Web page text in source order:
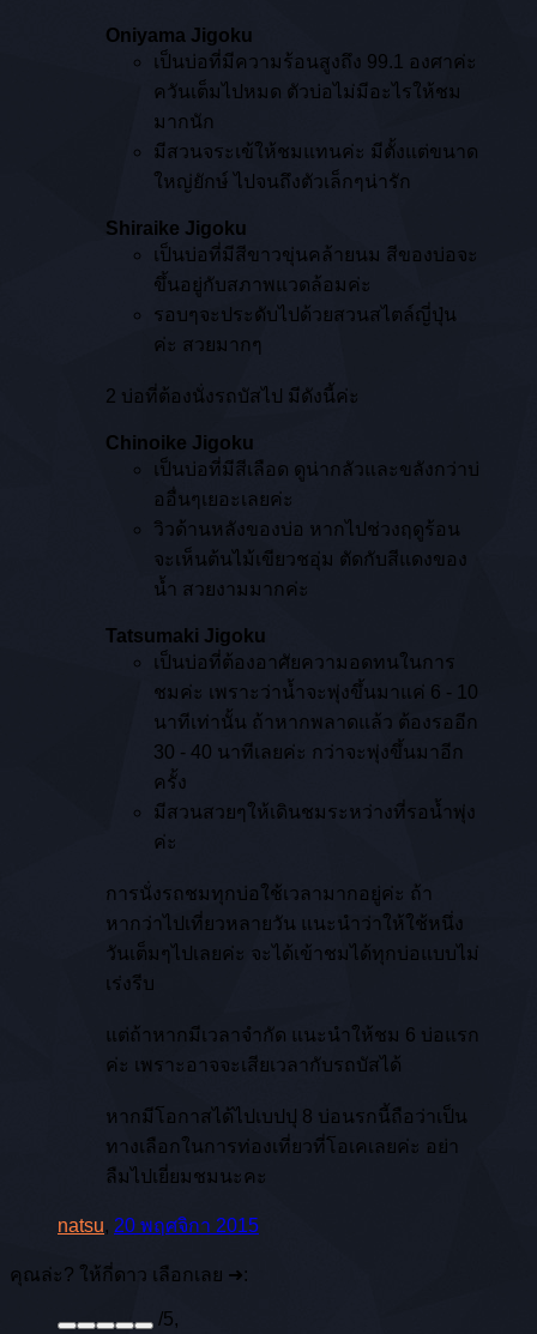
Oniyama Jigoku
เป็นบ่อที่มีความร้อนสูงถึง 99.1 องศาค่ะ
ควันเต็มไปหมด ตัวบ่อไม่มีอะไรให้ชม
มากนัก
มีสวนจระเข้ให้ชมแทนค่ะ มีตั้งแต่ขนาด
ใหญ่ยักษ์ ไปจนถึงตัวเล็กๆน่ารัก
Shiraike Jigoku
เป็นบ่อที่มีสีขาวขุ่นคล้ายนม สีของบ่อจะ
ขึ้นอยู่กับสภาพแวดล้อมค่ะ
รอบๆจะประดับไปด้วยสวนสไตล์ญี่ปุ่น
ค่ะ สวยมากๆ
2 บ่อที่ต้องนั่งรถบัสไป มีดังนี้ค่ะ
Chinoike Jigoku
เป็นบ่อที่มีสีเลือด ดูน่ากลัวและขลังกว่าบ่
ออื่นๆเยอะเลยค่ะ
วิวด้านหลังของบ่อ หากไปช่วงฤดูร้อน
จะเห็นต้นไม้เขียวชอุ่ม ตัดกับสีแดงของ
น้ำ สวยงามมากค่ะ
Tatsumaki Jigoku
เป็นบ่อที่ต้องอาศัยความอดทนในการ
ชมค่ะ เพราะว่าน้ำจะพุ่งขึ้นมาแค่ 6 - 10
นาทีเท่านั้น ถ้าหากพลาดแล้ว ต้องรออีก
30 - 40 นาทีเลยค่ะ กว่าจะพุ่งขึ้นมาอีก
ครั้ง
มีสวนสวยๆให้เดินชมระหว่างที่รอน้ำพุ่ง
ค่ะ
การนั่งรถชมทุกบ่อใช้เวลามากอยู่ค่ะ ถ้า
หากว่าไปเที่ยวหลายวัน แนะนำว่าให้ใช้หนึ่ง
วันเต็มๆไปเลยค่ะ จะได้เข้าชมได้ทุกบ่อแบบไม่
เร่งรีบ
แต่ถ้าหากมีเวลาจำกัด แนะนำให้ชม 6 บ่อแรก
ค่ะ เพราะอาจจะเสียเวลากับรถบัสได้
หากมีโอกาสได้ไปเบปปุ 8 บ่อนรกนี้ถือว่าเป็น
ทางเลือกในการท่องเที่ยวที่โอเคเลยค่ะ อย่า
ลืมไปเยี่ยมชมนะคะ
natsu, 20 พฤศจิกา 2015
คุณล่ะ? ให้กี่ดาว เลือกเลย ➜:
/5,